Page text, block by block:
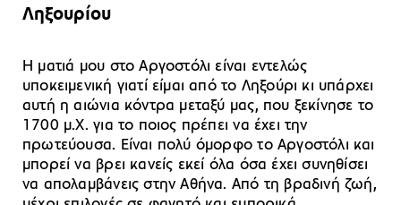
Ληξουρίου
Η ματιά μου στο Αργοστόλι είναι εντελώς
υποκειμενική γιατί είμαι από το Ληξούρι κι υπάρχει
αυτή η αιώνια κόντρα μεταξύ μας, που ξεκίνησε το
1700 μ.Χ. για το ποιος πρέπει να έχει την
πρωτεύουσα. Είναι πολύ όμορφο το Αργοστόλι και
μπορεί να βρει κανείς εκεί όλα όσα έχει συνηθίσει
να απολαμβάνεις στην Αθήνα. Από τη βραδινή ζωή,